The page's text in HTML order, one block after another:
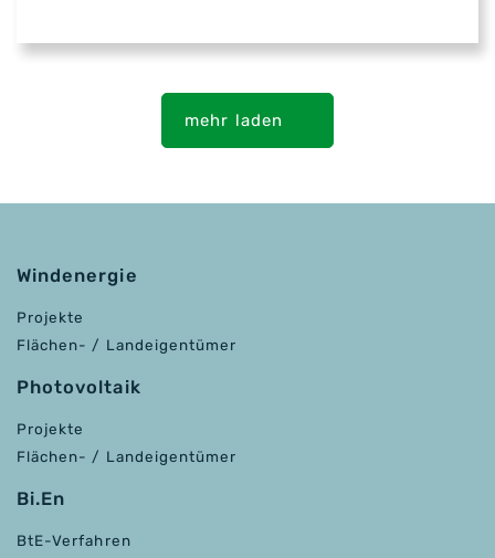
mehr laden
Windenergie
Projekte
Flächen- / Landeigentümer
Photovoltaik
Projekte
Flächen- / Landeigentümer
Bi.En
BtE-Verfahren